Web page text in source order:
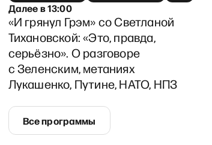
Далеев13:00
«И грянул Грэм» со Светланой
Тихановской: «Это, правда,
серьёзно». О разговоре
с Зеленским, метаниях
Лукашенко, Путине, НАТО, НПЗ
Все программы